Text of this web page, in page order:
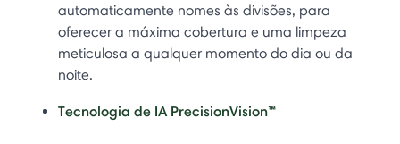
automaticamente nomes às divisões, para
oferecer a máxima cobertura e uma limpeza
meticulosa a qualquer momento do dia ou da
noite.
Tecnologia de IA PrecisionVision™